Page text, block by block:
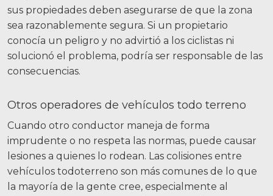
sus propiedades deben asegurarse de que la zona
sea razonablemente segura. Si un propietario
conocía un peligro y no advirtió a los ciclistas ni
solucionó el problema, podría ser responsable de las
consecuencias.
Otros operadores de vehículos todo terreno
Cuando otro conductor maneja de forma
imprudente o no respeta las normas, puede causar
lesiones a quienes lo rodean. Las colisiones entre
vehículos todoterreno son más comunes de lo que
la mayoría de la gente cree, especialmente al